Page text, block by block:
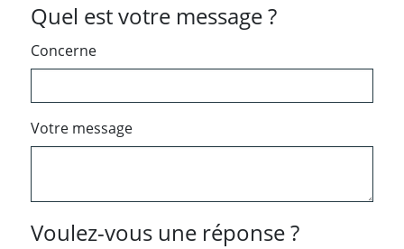
Quel est votre message ?
Concerne
Votre message
Voulez-vous une réponse ?